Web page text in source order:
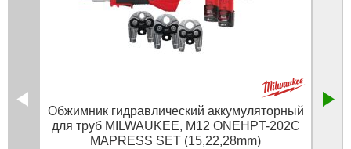
Обжимник гидравлический аккумуляторный
для труб MILWAUKEE, M12 ONEHPT-202C
MAPRESS SET (15,22,28mm)